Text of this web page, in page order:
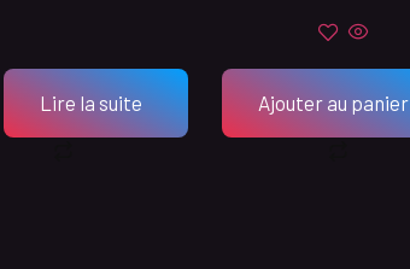
Lire la suite Ajouter au panier